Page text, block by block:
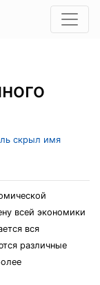
скрыл имя
всей экономики
вся
различные